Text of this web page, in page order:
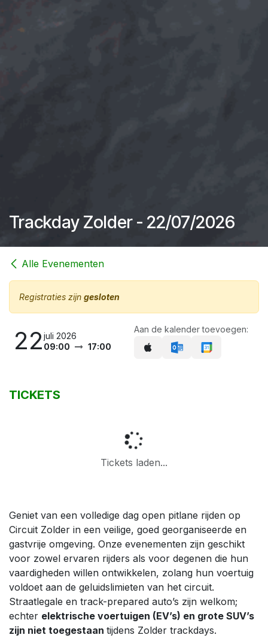
Trackday Zolder - 22/07/2026
Alle Evenementen
Registraties zijn gesloten
22juli 2026
09:00
17:00
Aan de kalender toevoegen:
TICKETS
Tickets laden...
Geniet van een volledige dag open pitlane rijden op
Circuit Zolder in een veilige, goed georganiseerde en
gastvrije omgeving. Onze evenementen zijn geschikt
voor zowel ervaren rijders als voor degenen die hun
vaardigheden willen ontwikkelen, zolang hun voertuig
voldoet aan de geluidslimieten van het circuit.
Straatlegale en track-prepared auto’s zijn welkom;
echter elektrische voertuigen (EV’s) en grote SUV’s
zijn niet toegestaan tijdens Zolder trackdays.